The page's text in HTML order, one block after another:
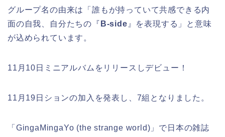
グループ名の由来は「誰もが持っていて共感できる内
面の自我、自分たちの『 B-side』を表現する」と意味
が込められています。
11月10日ミニアルバムをリリースしデビュー！
11月19日ションの加入を発表し、7組となりました。
「GingaMingaYo (the strange world)」で日本の雑誌